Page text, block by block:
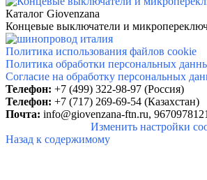
Каталог Giovenzana
Концевые выключатели и
Политика использования файлов cookie
Политика обработки персональных
Согласие на обработку персональных
Телефон: +7 (499) 322-98-97 (Россия)
Телефон: +7 (717) 269-69-54 (Казахстан)
Почта: info@giovenzana-ftn.ru,
Изменить настройки
Назад к содержимому